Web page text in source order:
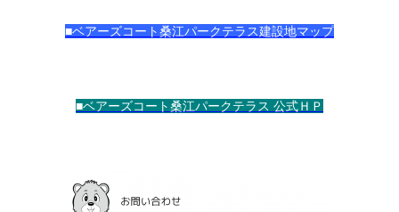
■ベアーズコート桑江パークテラス建設地マップ
■ベアーズコート桑江パークテラス 公式ＨＰ